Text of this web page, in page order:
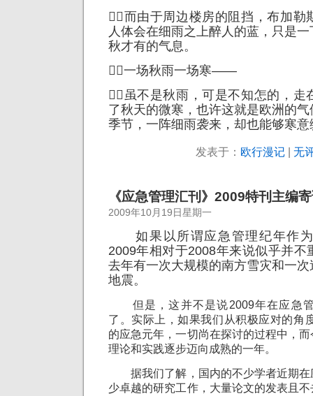
而由于周边楼房的阻挡，布加勒
人体会在细雨之上醉人的蓝，只是
秋才有的气息。
一场秋雨一场寒——
虽不是秋雨，可是不知怎的，走
了秋天的微寒，也许这就是欧洲的
季节，一阵细雨袭来，却也能够寒意
发表于： 欧行漫记| 无
《应急管理汇刊》2009特刊主编
2009年10月19日星期一
如果以所谓应急管理纪年作为
2009年相对于2008年来说似乎并不
去年有一次大规模的南方雪灾和一
地震。
但是，这并不是说2009年在应急管
了。实际上，如果我们从积极应对的角
的应急元年，一切尚在探讨的过程中，
理论和实践逐步迈向成熟的一年。
据我们了解，国内的不少学者近期在
少卓越的研究工作，大量论文的发表且